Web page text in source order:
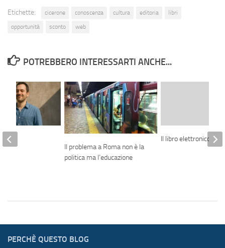
Etichette: cicerone conoscenza cultura editoria
libri
opportunità
sconto web
POTREBBERO INTERESSARTI ANCHE...
Il problema a Roma non è la
politica ma l’educazione
Il libro elettronico
PERCHÈ QUESTO BLOG